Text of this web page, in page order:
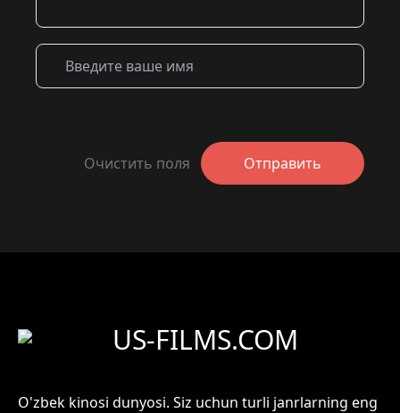
Очистить поля Отправить
US-FILMS.COM
O'zbek kinosi dunyosi. Siz uchun turli janrlarning eng